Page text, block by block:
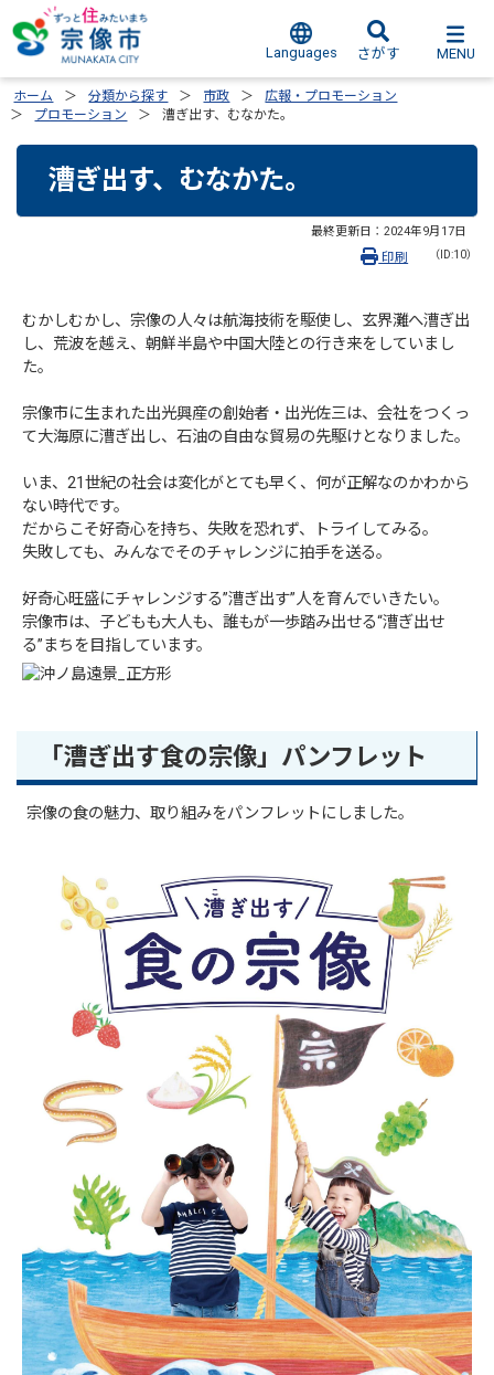
Languages さがす MENU
ホーム 分類から探す 市政
広報・プロモーション
プロモーション
漕ぎ出す、むなかた。
漕ぎ出す、むなかた。
最終更新日： 2024年9月17日
（ID:10）
印刷
むかしむかし、宗像の人々は航海技術を駆使し、玄界灘へ漕ぎ出
し、荒波を越え、朝鮮半島や中国大陸との行き来をしていまし
た。
宗像市に生まれた出光興産の創始者・出光佐三は、会社をつくっ
て大海原に漕ぎ出し、石油の自由な貿易の先駆けとなりました。
いま、21世紀の社会は変化がとても早く、何が正解なのかわから
ない時代です。
だからこそ好奇心を持ち、失敗を恐れず、トライしてみる。
失敗しても、みんなでそのチャレンジに拍手を送る。
好奇心旺盛にチャレンジする”漕ぎ出す”人を育んでいきたい。
宗像市は、子どもも大人も、誰もが一歩踏み出せる“漕ぎ出せ
る”まちを目指しています。
「漕ぎ出す食の宗像」パンフレット
宗像の食の魅力、取り組みをパンフレットにしました。